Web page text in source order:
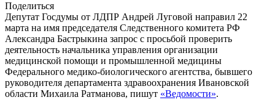
Поделиться
Депутат Госдумы от ЛДПР Андрей Луговой направил 22
марта на имя председателя Следственного комитета РФ
Александра Бастрыкина запрос с просьбой проверить
деятельность начальника управления организации
медицинской помощи и промышленной медицины
Федерального медико-биологического агентства, бывшего
руководителя департамента здравоохранения Ивановской
области Михаила Ратманова, пишут «Ведомости».